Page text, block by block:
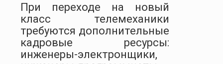
При переходе на новый
класс телемеханики
требуются дополнительные
кадровые ресурсы:
инженеры-электронщики,